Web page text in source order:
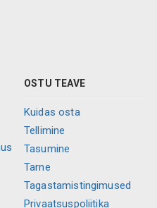
OSTU TEAVE
Kuidas osta
Tellimine
Tasumine
Tarne
Tagastamistingimused
Privaatsuspoliitika